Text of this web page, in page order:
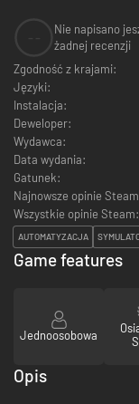
Nie napisano
żadnej recenzji
Zgodność z krajami:
Języki:
Instalacja:
Deweloper:
Wydawca:
Data wydania:
Gatunek:
Najnowsze opinie
Wszystkie opinie Steam:
AUTOMATYZACJA
Game features
Jednoosobowa
Opis